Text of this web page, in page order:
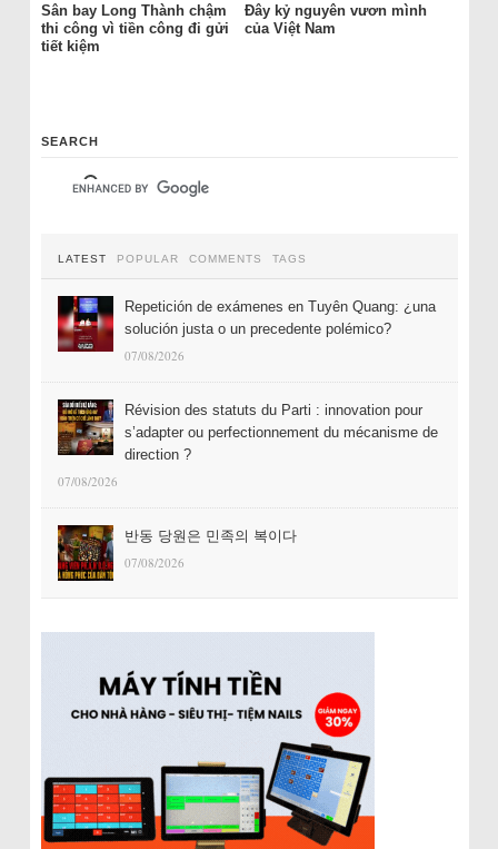
Sân bay Long Thành chậm
thi công vì tiền công đi gửi
tiết kiệm
Đây kỷ nguyên vươn mình
của Việt Nam
SEARCH
LATEST POPULAR COMMENTS TAGS
Repetición de exámenes en Tuyên Quang: ¿una
solución justa o un precedente polémico?
07/08/2026
Révision des statuts du Parti : innovation pour
s’adapter ou perfectionnement du mécanisme de
direction ?
07/08/2026
반동 당원은 민족의 복이다
07/08/2026